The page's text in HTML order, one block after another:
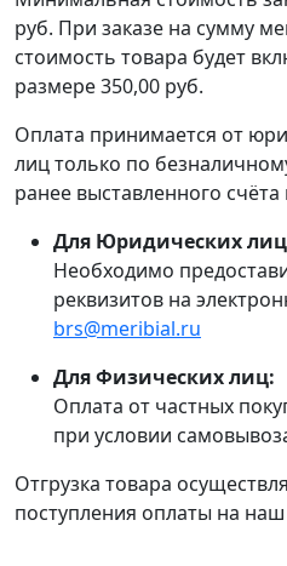
руб. При заказе на сумму
стоимость товара будет
размере 350,00 руб.
Оплата принимается от
лиц только по
ранее выставленного счёта
Для Юридических
Необходимо
реквизитов на
brs@meribial.ru
Для Физических лиц:
Оплата от частных
при условии
Отгрузка товара
поступления оплаты на